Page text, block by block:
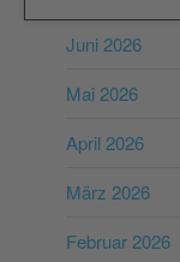
Juni 2026
Mai 2026
April 2026
März 2026
Februar 2026